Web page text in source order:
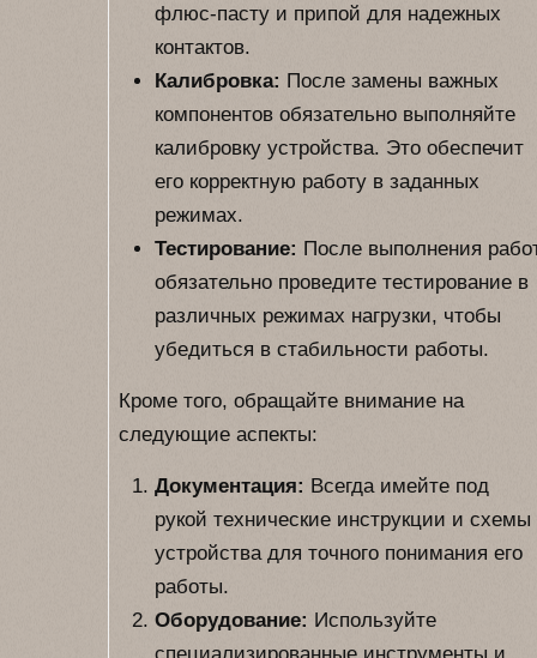
флюс-пасту и припой для надежных
контактов.
Калибровка: После замены важных
компонентов обязательно выполняйте
калибровку устройства. Это обеспечит
его корректную работу в заданных
режимах.
Тестирование: После выполнения
обязательно проведите тестирование в
различных режимах нагрузки, чтобы
убедиться в стабильности работы.
Кроме того, обращайте внимание на
следующие аспекты:
Документация: Всегда имейте под
рукой технические инструкции и схемы
устройства для точного понимания его
работы.
Оборудование: Используйте